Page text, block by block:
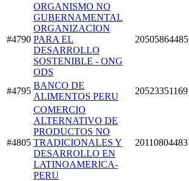
#4790
ORGANISMO NO
GUBERNAMENTAL
ORGANIZACION
PARA EL
DESARROLLO
SOSTENIBLE - ONG
ODS
20505864485
#4795
BANCO DE
ALIMENTOS PERU
20523351169
#4805
COMERCIO
ALTERNATIVO DE
PRODUCTOS NO
TRADICIONALES Y
DESARROLLO EN
LATINOAMERICA-
PERU
20110804483